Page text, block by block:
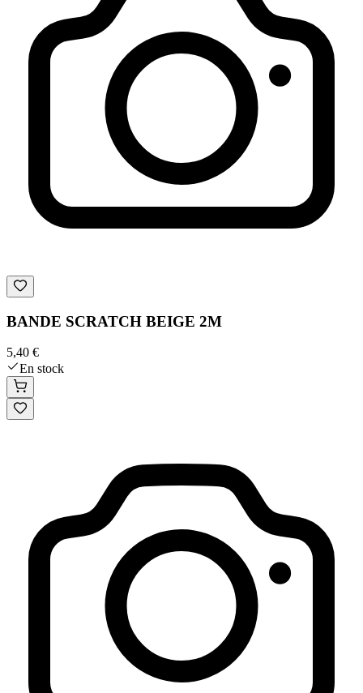
BANDE SCRATCH BEIGE 2M
5,40 €
En stock